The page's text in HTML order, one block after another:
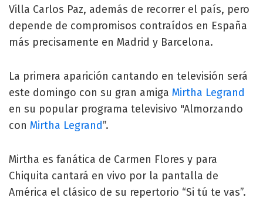
Villa Carlos Paz, además de recorrer el país, pero
depende de compromisos contraídos en España
más precisamente en Madrid y Barcelona.
La primera aparición cantando en televisión será
este domingo con su gran amiga Mirtha Legrand
en su popular programa televisivo "Almorzando
con Mirtha Legrand”.
Mirtha es fanática de Carmen Flores y para
Chiquita cantará en vivo por la pantalla de
América el clásico de su repertorio “Si tú te vas”.